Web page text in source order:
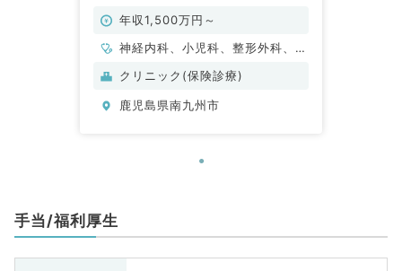
科／常勤）
年収1,500万円～
神経内科、小児科、整形外科、形
成外科、脳神経外科、呼吸器外
ション科、麻酔科、一般内科、循
クリニック(保険診療)
鹿児島県南九州市
手当/福利厚生